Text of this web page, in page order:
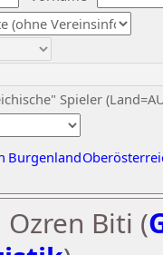
Spieler
Burgenland
Biti (